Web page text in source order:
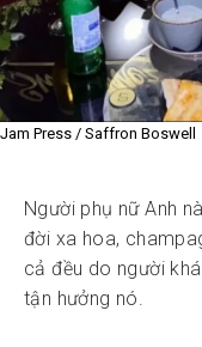
Jam Press / Saffron Boswell
Người phụ nữ Anh
đời xa hoa,
cả đều do người
tận hưởng nó.